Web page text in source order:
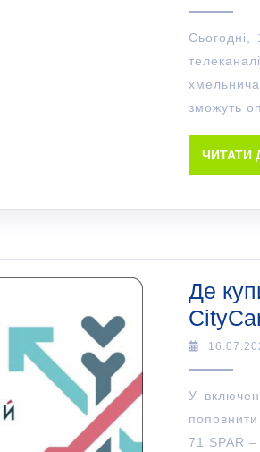
Сьогодні,
зможуть
ЧИТАТИ
Де
У
71 SPAR